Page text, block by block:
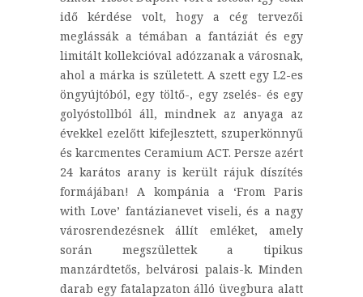
idő kérdése volt, hogy a cég tervezői
meglássák a témában a fantáziát és egy
limitált kollekcióval adózzanak a városnak,
ahol a márka is született. A szett egy L2-es
öngyújtóból, egy töltő-, egy zselés- és egy
golyóstollból áll, mindnek az anyaga az
évekkel ezelőtt kifejlesztett, szuperkönnyű
és karcmentes Ceramium ACT. Persze azért
24 karátos arany is került rájuk díszítés
formájában! A kompánia a ‘From Paris
with Love’ fantázianevet viseli, és a nagy
városrendezésnek állít emléket, amely
során megszülettek a tipikus
manzárdtetős, belvárosi palais-k. Minden
darab egy fatalapzaton álló üvegbura alatt